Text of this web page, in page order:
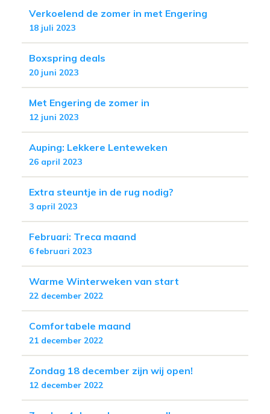
Verkoelend de zomer in met Engering
18 juli 2023
Boxspring deals
20 juni 2023
Met Engering de zomer in
12 juni 2023
Auping: Lekkere Lenteweken
26 april 2023
Extra steuntje in de rug nodig?
3 april 2023
Februari: Treca maand
6 februari 2023
Warme Winterweken van start
22 december 2022
Comfortabele maand
21 december 2022
Zondag 18 december zijn wij open!
12 december 2022